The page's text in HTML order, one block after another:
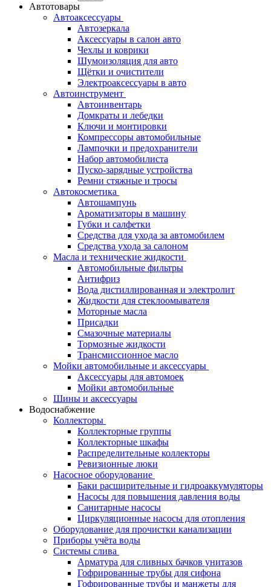
Автотовары
Автоаксессуары
Автозеркала
Аксессуары в салон авто
Чехлы и коврики
Шумоизоляция для авто
Щётки и очистители
Электроаксессуары в авто
Автоинструмент
Автоинвентарь
Домкраты и лебедки
Ключи и монтировки
Компрессоры автомобильные
Лампочки и предохранители
Набор автомобилиста
Пуско-зарядные устройства
Ремни стяжные и тросы
Автокосметика
Автошампунь
Ароматизаторы в машину
Губки и салфетки
Средства для ухода за автомобилем
Средства ухода за салоном
Масла и технические жидкости
Автомобильные фильтры
Антифриз
Вода дистиллированная и электролит
Жидкости для стеклоомывателя
Моторные масла
Присадки
Смазочные материалы
Тормозные жидкости
Трансмиссионное масло
Мойки автомобильные и аксессуары
Аксессуары для автомоек
Мойки автомобильные
Шины и аксессуары
Водоснабжение
Коллекторы
Коллекторные группы
Коллекторные шкафы
Распределительные коллекторы
Ревизионные люки
Насосное оборудование
Баки расширительные и гидроаккумуляторы
Насосы для повышения давления воды
Санитарные насосы
Циркуляционные насосы для отопления
Оборудование для прочистки канализации
Приборы учёта воды
Системы слива
Арматура для сливных бачков унитазов
Гофрированные трубы для сифона
Гофрированные трубы и манжеты для